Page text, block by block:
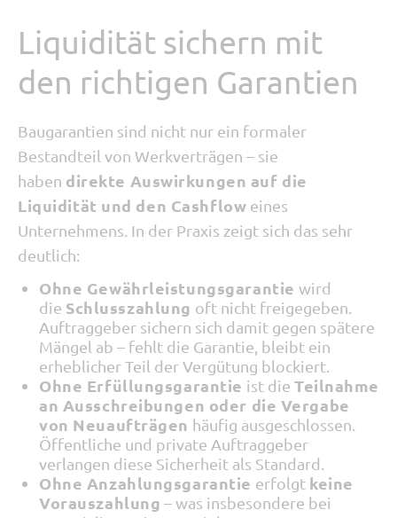
Liquidität sichern mit
den richtigen Garantien
Baugarantien sind nicht nur ein formaler
Bestandteil von Werkverträgen – sie
haben direkte Auswirkungen auf die
Liquidität und den Cashflow eines
Unternehmens. In der Praxis zeigt sich das sehr
deutlich:
Ohne Gewährleistungsgarantie wird
die Schlusszahlung oft nicht freigegeben.
Auftraggeber sichern sich damit gegen spätere
Mängel ab – fehlt die Garantie, bleibt ein
erheblicher Teil der Vergütung blockiert.
Ohne Erfüllungsgarantie ist die Teilnahme
an Ausschreibungen oder die Vergabe
von Neuaufträgen häufig ausgeschlossen.
Öffentliche und private Auftraggeber
verlangen diese Sicherheit als Standard.
Ohne Anzahlungsgarantie erfolgt keine
Vorauszahlung – was insbesondere bei